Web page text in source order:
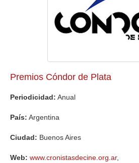
Premios Cóndor de Plata
Periodicidad: Anual
País: Argentina
Ciudad: Buenos Aires
Web: www.cronistasdecine.org.ar,